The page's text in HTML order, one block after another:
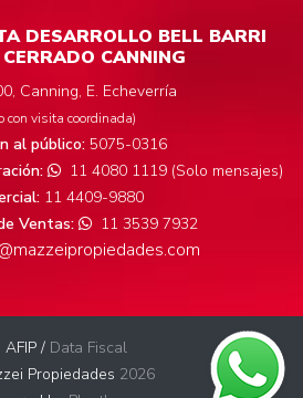
DESARROLLO BELL BARRI
CANNING
Canning, E. Echeverría
con visita coordinada)
al público: 5075-0316
11 4080 1119 (Solo mensajes)
11 4409-9880
Ventas:
11 3539 7932
AFIP / Data Fiscal
Propiedades 2026